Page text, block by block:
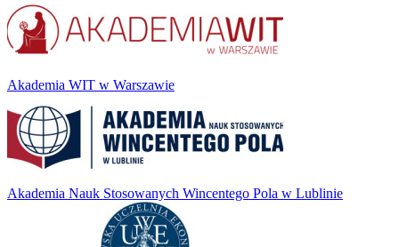
Akademia WIT w Warszawie
Akademia Nauk Stosowanych Wincentego Pola w Lublinie